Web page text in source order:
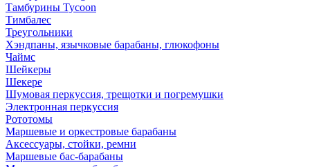
Тамбурины Tycoon
Тимбалес
Треугольники
Хэндпаны, язычковые барабаны, глюкофоны
Чаймс
Шейкеры
Шекере
Шумовая перкуссия, трещотки и погремушки
Электронная перкуссия
Рототомы
Маршевые и оркестровые барабаны
Аксессуары, стойки, ремни
Маршевые бас-барабаны